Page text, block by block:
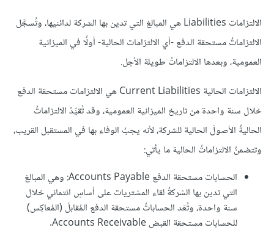
الالتزامات Liabilities هي المبالغ التي تدين بها الشركة لدائنيها، وتُسجَّل
الالتزاماتُ مستحقة الدفع -أي الالتزامات الحالية- أولًا في الميزانية
العمومية، وبعدها الالتزاماتُ طويلة الأجل.
الالتزامات الحالية Current Liabilities هي الالتزامات مستحقة الدفع
خلال سنة واحدة من تاريخ الميزانية العمومية، وقد تُقيِّدُ الالتزاماتُ
الحاليةُ الأصولَ الحالية للشركة، لأنه يجبُ الوفاء بها في المستقبل القريب،
وتتضمنُ الالتزاماتُ الحالية ما يأتي:
الحسابات مستحقة الدفع Accounts Payable: وهي المبالغ
التي تدين بها الشركةُ لقاء المشتريات على أساسٍ ائتماني خلال
سنة واحدة، وتُعَد الحساباتُ مستحقة الدفع المُقابلَ (المُعاكِس)
للحسابات مستحقة القبض Accounts Receivable.